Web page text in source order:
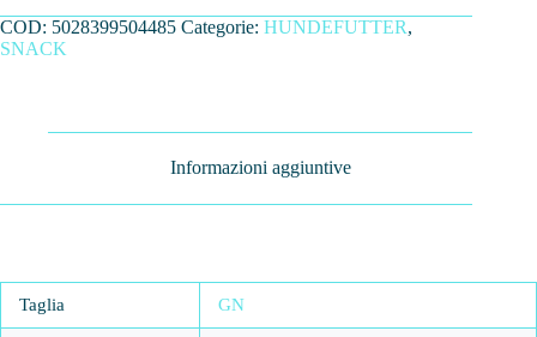
COD: 5028399504485 Categorie: HUNDEFUTTER,
SNACK
Informazioni aggiuntive
Taglia GN